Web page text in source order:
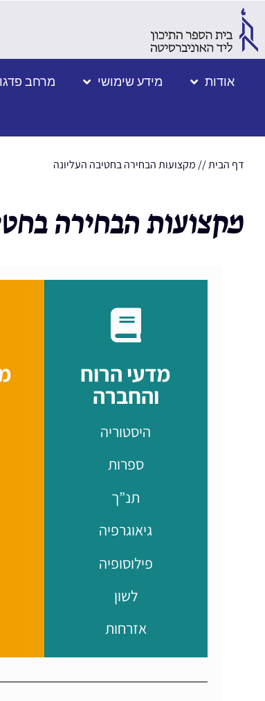
אודות מידע שימושי מרחב
דף הבית// מקצועות הבחירה בחטיבה העליונה
מקצועות הבחירה
מדעי הרוח
והחברה
היסטוריה
ספרות
תנ”ך
גיאוגרפיה
פילוסופיה
לשון
אזרחות